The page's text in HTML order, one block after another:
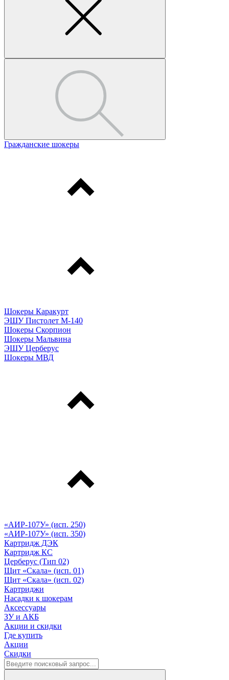
Гражданские шокеры
Шокеры Каракурт
ЭШУ Пистолет М-140
Шокеры Скорпион
Шокеры Мальвина
ЭШУ Церберус
Шокеры МВД
«АИР-107У» (исп. 250)
«АИР-107У» (исп. 350)
Картридж ДЭК
Картридж КС
Церберус (Тип 02)
Щит «Скала» (исп. 01)
Щит «Скала» (исп. 02)
Картриджи
Насадки к шокерам
Аксессуары
ЗУ и АКБ
Акции и скидки
Где купить
Акции
Скидки